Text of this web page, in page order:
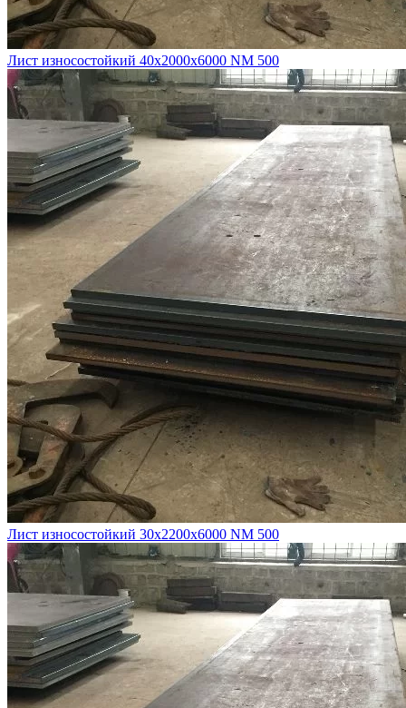
Лист износостойкий 40х2000х6000 NM 500
Лист износостойкий 30х2200х6000 NM 500